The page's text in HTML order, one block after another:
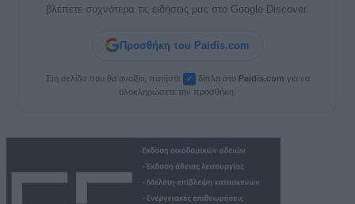
βλέπετε συχνότερα τις ειδήσεις μας στο Google Discover.
Προσθήκη του Paidis.com
Στη σελίδα που θα ανοίξει, πατήστε ✓ δίπλα στο Paidis.com για να
ολοκληρώσετε την προσθήκη.